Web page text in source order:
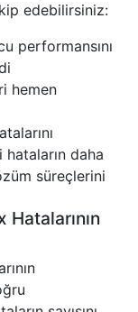
edebilirsiniz:
performansını
hemen
hataların daha
süreçlerini